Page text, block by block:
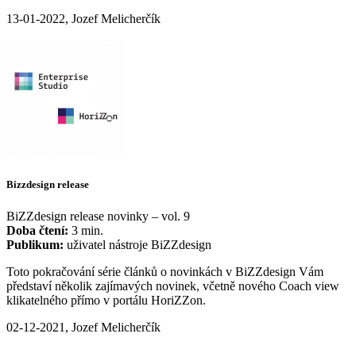
13-01-2022, Jozef Melicherčík
Bizzdesign release
BiZZdesign release novinky – vol. 9
Doba čtení: 3 min.
Publikum: uživatel nástroje BiZZdesign
Toto pokračování série článků o novinkách v BiZZdesign Vám
představí několik zajímavých novinek, včetně nového Coach view
klikatelného přímo v portálu HoriZZon.
02-12-2021, Jozef Melicherčík